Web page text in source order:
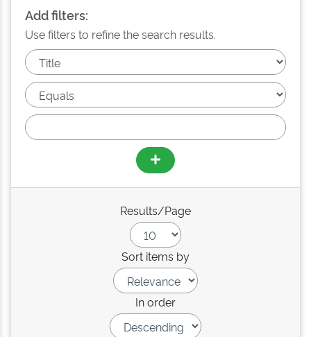
Add filters:
Use filters to refine the search results.
Results/Page
Sort items by
In order